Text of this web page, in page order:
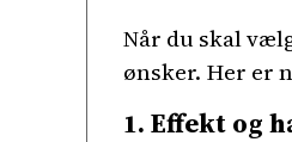
Når du skal
ønsker. Her er
1. Effekt og